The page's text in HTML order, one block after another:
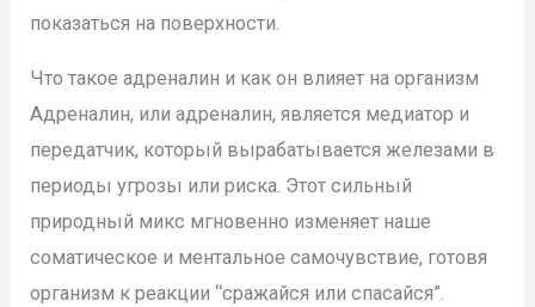
показаться на поверхности.
Что такое адреналин и как он влияет на организм
Адреналин, или адреналин, является медиатор и
передатчик, который вырабатывается железами в
периоды угрозы или риска. Этот сильный
природный микс мгновенно изменяет наше
соматическое и ментальное самочувствие, готовя
организм к реакции “сражайся или спасайся”.